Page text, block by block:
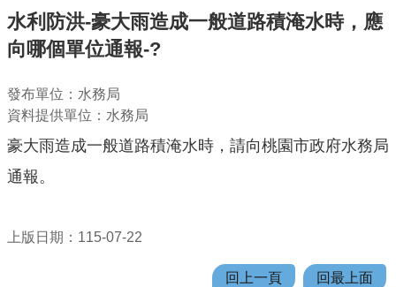
息
公
認
識
水
務
通
水利防洪-豪大雨造成一般道路積淹水時，應
向哪個單位通報-?
發布單位：水務局
資料提供單位：水務局
豪大雨造成一般道路積淹水時，請向桃園市政府水務局
通報。
上版日期：115-07-22
回上一頁 回最上面